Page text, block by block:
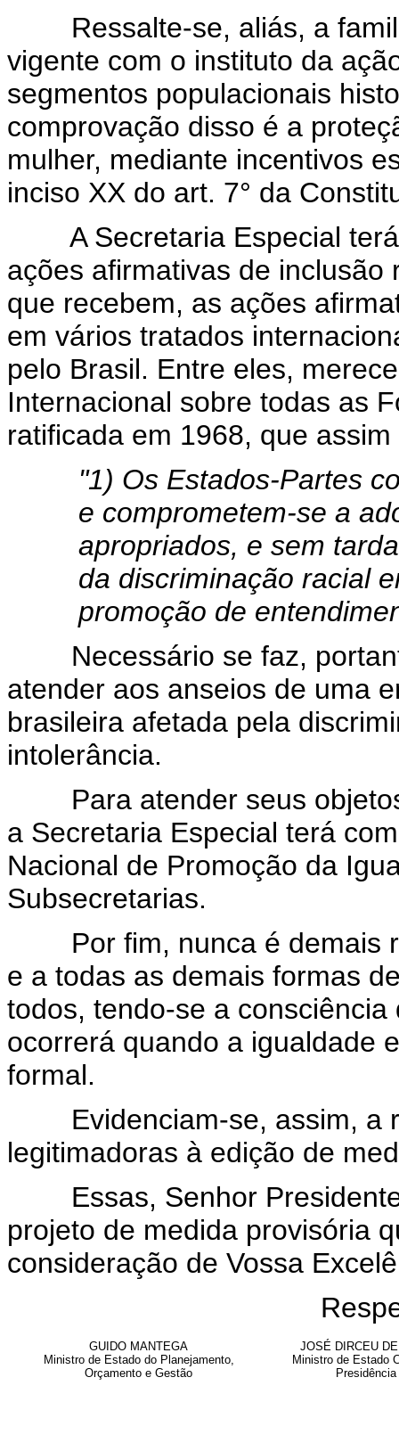
Ressalte-se, aliás, a
vigente com o instituto da
segmentos populacionais
comprovação disso é a
mulher, mediante incentivos
inciso XX do art. 7° da
A Secretaria Especial terá
ações afirmativas de inclusão
que recebem, as ações
em vários tratados
pelo Brasil. Entre eles,
Internacional sobre todas as
ratificada em 1968, que
"1) Os Estados-Partes
e comprometem-se a
apropriados, e sem
da discriminação racial
promoção de
Necessário se faz,
atender aos anseios de uma
brasileira afetada pela
intolerância.
Para atender seus
a Secretaria Especial terá
Nacional de Promoção da
Subsecretarias.
Por fim, nunca é demais
e a todas as demais formas
todos, tendo-se a
ocorrerá quando a igualdade
formal.
Evidenciam-se, assim, a
legitimadoras à edição de
Essas, Senhor
projeto de medida provisória
consideração de Vossa
GUIDO MANTEGA
Ministro de Estado do Planejamento,
Orçamento e Gestão
JOSÉ DIRCEU
Ministro de Estado